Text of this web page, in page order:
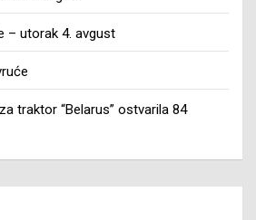
– utorak 4. avgust
traktor “Belarus” ostvarila 84